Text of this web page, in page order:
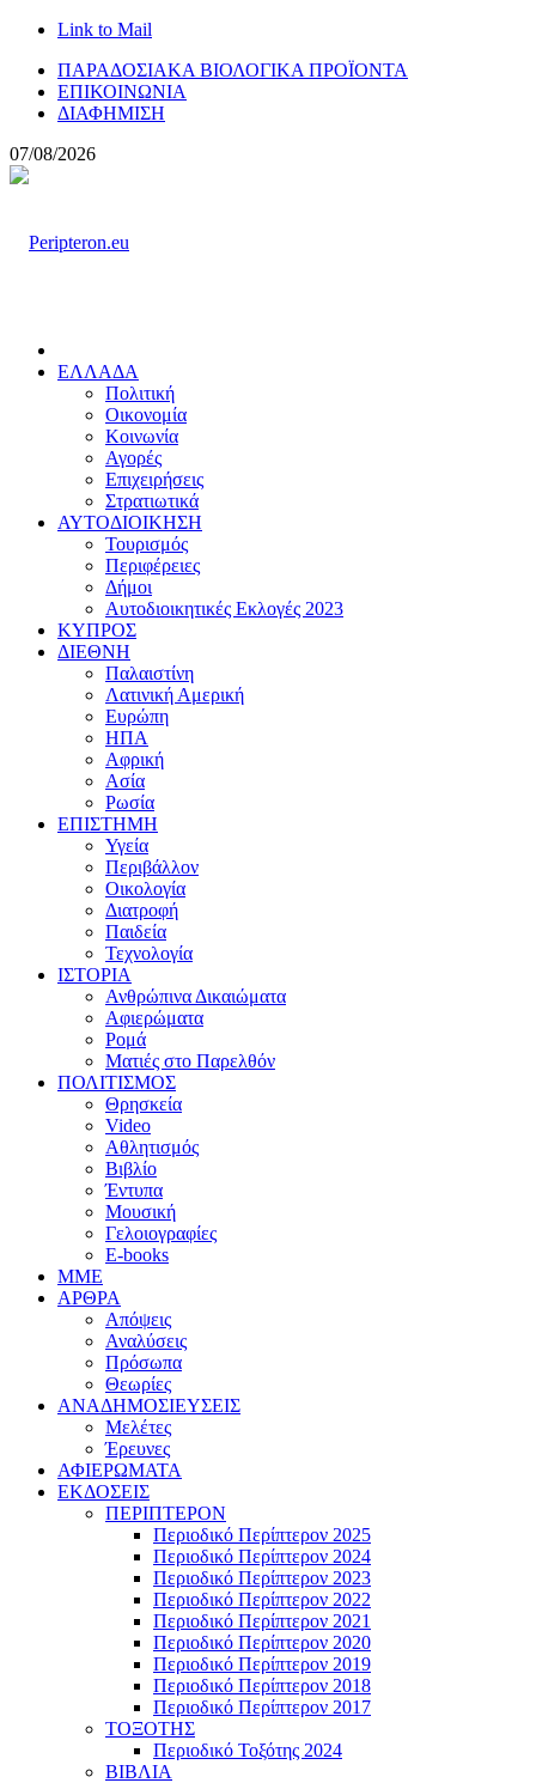
Link to Mail
ΠΑΡΑΔΟΣΙΑΚΑ ΒΙΟΛΟΓΙΚΑ ΠΡΟΪΟΝΤΑ
ΕΠΙΚΟΙΝΩΝΙΑ
ΔΙΑΦΗΜΙΣΗ
07/08/2026
ΕΛΛΑΔΑ
Πολιτική
Οικονομία
Κοινωνία
Αγορές
Επιχειρήσεις
Στρατιωτικά
ΑΥΤΟΔΙΟΙΚΗΣΗ
Τουρισμός
Περιφέρειες
Δήμοι
Αυτοδιοικητικές Εκλογές 2023
ΚΥΠΡΟΣ
ΔΙΕΘΝΗ
Παλαιστίνη
Λατινική Αμερική
Ευρώπη
ΗΠΑ
Αφρική
Ασία
Ρωσία
ΕΠΙΣΤΗΜΗ
Υγεία
Περιβάλλον
Οικολογία
Διατροφή
Παιδεία
Τεχνολογία
ΙΣΤΟΡΙΑ
Ανθρώπινα Δικαιώματα
Αφιερώματα
Ρομά
Ματιές στο Παρελθόν
ΠΟΛΙΤΙΣΜΟΣ
Θρησκεία
Video
Αθλητισμός
Βιβλίο
Έντυπα
Μουσική
Γελοιογραφίες
E-books
MME
ΑΡΘΡΑ
Απόψεις
Αναλύσεις
Πρόσωπα
Θεωρίες
ΑΝΑΔΗΜΟΣΙΕΥΣΕΙΣ
Μελέτες
Έρευνες
ΑΦΙΕΡΩΜΑΤΑ
ΕΚΔΟΣΕΙΣ
ΠΕΡΙΠΤΕΡΟΝ
Περιοδικό Περίπτερον 2025
Περιοδικό Περίπτερον 2024
Περιοδικό Περίπτερον 2023
Περιοδικό Περίπτερον 2022
Περιοδικό Περίπτερον 2021
Περιοδικό Περίπτερον 2020
Περιοδικό Περίπτερον 2019
Περιοδικό Περίπτερον 2018
Περιοδικό Περίπτερον 2017
ΤΟΞΟΤΗΣ
Περιοδικό Τοξότης 2024
ΒΙΒΛΙΑ